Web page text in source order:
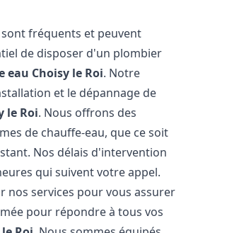
fréquents et peuvent
de disposer d'un plombier
eau Choisy le Roi. Notre
et le dépannage de
le Roi. Nous offrons des
de chauffe-eau, que ce soit
Nos délais d'intervention
qui suivent votre appel.
services pour vous assurer
pour répondre à tous vos